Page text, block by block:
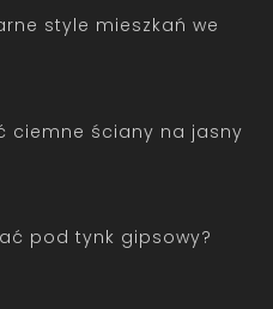
style mieszkań we
ciemne ściany na jasny
pod tynk gipsowy?